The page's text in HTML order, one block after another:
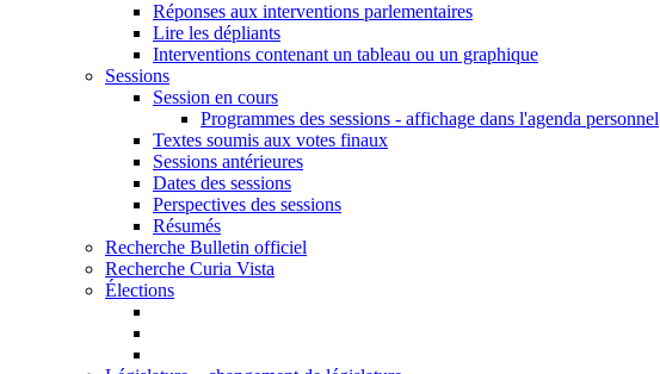
Réponses aux interventions parlementaires
Lire les dépliants
Interventions contenant un tableau ou un graphique
Sessions
Session en cours
Programmes des sessions - affichage dans l'agenda personnel
Textes soumis aux votes finaux
Sessions antérieures
Dates des sessions
Perspectives des sessions
Résumés
Recherche Bulletin officiel
Recherche Curia Vista
Élections